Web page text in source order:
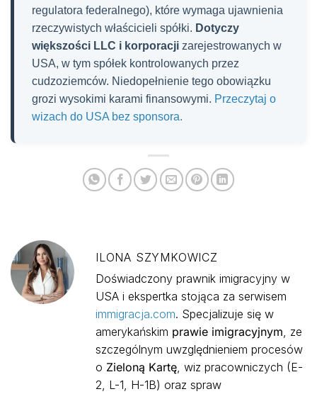
regulatora federalnego), które wymaga ujawnienia
rzeczywistych właścicieli spółki. Dotyczy
większości LLC i korporacji zarejestrowanych w
USA, w tym spółek kontrolowanych przez
cudzoziemców. Niedopełnienie tego obowiązku
grozi wysokimi karami finansowymi. Przeczytaj o
wizach do USA bez sponsora.
ILONA SZYMKOWICZ
Doświadczony prawnik imigracyjny w
USA i ekspertka stojąca za serwisem
immigracja.com. Specjalizuje się w
amerykańskim prawie imigracyjnym, ze
szczególnym uwzględnieniem procesów
o Zieloną Kartę, wiz pracowniczych (E-
2, L-1, H-1B) oraz spraw